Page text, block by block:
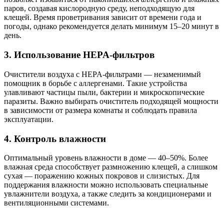
паров, создавая кислородную среду, неподходящую для
клещей. Время проветривания зависит от времени года и
погоды, однако рекомендуется делать минимум 15–20 минут в
день.
3. Использование HEPA-фильтров
Очистители воздуха с HEPA-фильтрами — незаменимый
помощник в борьбе с аллергенами. Такие устройства
улавливают частицы пыли, бактерии и микроскопические
паразиты. Важно выбирать очиститель подходящей мощности
в зависимости от размера комнаты и соблюдать правила
эксплуатации.
4. Контроль влажности
Оптимальный уровень влажности в доме — 40–50%. Более
влажная среда способствует размножению клещей, а слишком
сухая — поражению кожных покровов и слизистых. Для
поддержания влажности можно использовать специальные
увлажнители воздуха, а также следить за кондиционерами и
вентиляционными системами.